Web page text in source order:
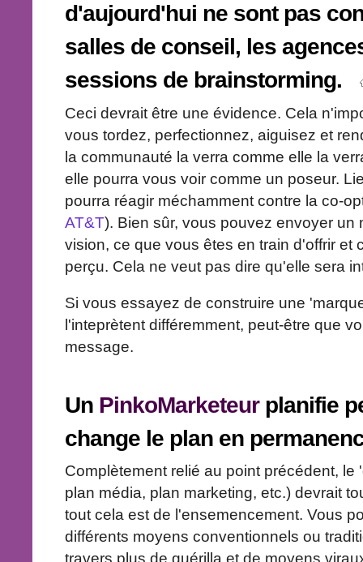
d'aujourd'hui ne sont pas
salles de conseil, les
sessions de brainstorming.
Ceci devrait être une évidence. Cela
vous tordez, perfectionnez, aiguisez et
la communauté la verra comme elle la
elle pourra vous voir comme un poseur.
pourra réagir méchamment contre la co-
AT&T). Bien sûr, vous pouvez envoyer un
vision, ce que vous êtes en train d'offrir et
perçu. Cela ne veut pas dire qu'elle sera
Si vous essayez de construire une
l'inteprètent différemment, peut-être que
message.
Un PinkoMarketeurplanifie
change le plan en
Complètement relié au point précédent, le
plan média, plan marketing, etc.) devrait
tout cela est de l'ensemencement. Vous
différents moyens conventionnels ou
travers plus de guérilla et de moyens